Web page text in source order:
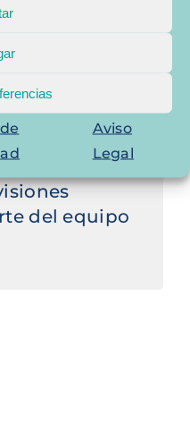
Aviso
Legal
que
atendidos
toda su
salas de
24h por
del equipo